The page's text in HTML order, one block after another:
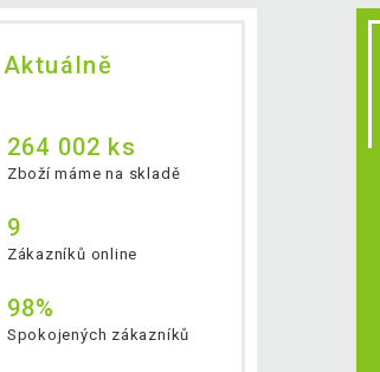
Aktuálně
264 002 ks
Zboží máme na skladě
9
Zákazníků online
98%
Spokojených zákazníků